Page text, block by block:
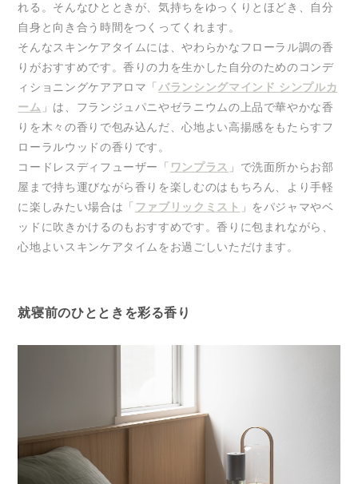
れる。そんなひとときが、気持ちをゆっくりとほどき、自分
自身と向き合う時間をつくってくれます。
そんなスキンケアタイムには、やわらかなフローラル調の香
りがおすすめです。香りの力を生かした自分のためのコンデ
ィショニングケアアロマ「バランシングマインド シンプルカ
ーム 」は、フランジュパニやゼラニウムの上品で華やかな香
りを木々の香りで包み込んだ、心地よい高揚感をもたらすフ
ローラルウッドの香りです。
コードレスディフューザー「 ワンプラス 」で洗面所からお部
屋まで持ち運びながら香りを楽しむのはもちろん、より手軽
に楽しみたい場合は「 ファブリックミスト 」をパジャマやベ
ッドに吹きかけるのもおすすめです。香りに包まれながら、
心地よいスキンケアタイムをお過ごしいただけます。
就寝前のひとときを彩る香り